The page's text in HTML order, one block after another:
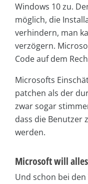
Windows 10 zu.
möglich, die
verhindern, man
verzögern.
Code auf dem
Microsofts
patchen als der
zwar sogar
dass die Benutzer
werden.
Microsoft will
Und schon bei